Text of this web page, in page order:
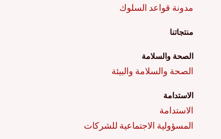
مدونة قواعد السلوك
منتجاتنا
الصحة والسلامة
الصحة والسلامة والبيئة
الاستدامة
الاستدامة
المسؤولية الاجتماعية للشركات